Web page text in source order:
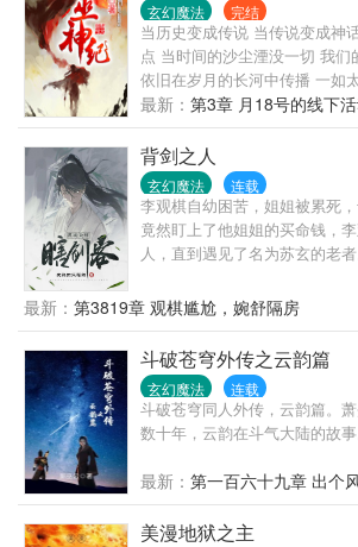
玄幻魔法 完结
当历史变成传说 当传说变成神
点 当时间的沙尘湮没一切 我们
依旧在岁月的长河中传播 一如
照耀大地，永远不会熄灭 记住
人，他们昂首挺立在天地之间
有对任何人弯腰屈膝 他们手握
他们拳裂大地，他们掌碎星辰；
他们和我们有同源的血脉，他
巫，他们破碎虚空后是为巫神！
最新： 第3章 月18号的线下活
背剑之人
玄幻魔法 连载
李观棋自幼困苦，姐姐被累死
竟然盯上了他姐姐的买命钱，
人，直到遇见了名为苏玄的老
秘剑匣，苏玄却管这剑匣叫剑棺
哪？”老者微微一笑，嘴里却说
都八年没有红尘炼心了！！”自
年郎一脚踏入腥风血雨的修真界
最新： 第3819章 观棋尴尬，婉舒隔房
斗破苍穹外传之云韵篇
玄幻魔法 连载
斗破苍穹同人外传，云韵篇。
数十年，云韵在斗气大陆的故事
最新： 第一百六十九章 出个
美漫地狱之主